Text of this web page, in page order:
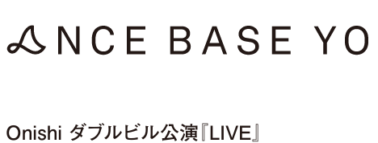
ダブルビル公演『LIVE』